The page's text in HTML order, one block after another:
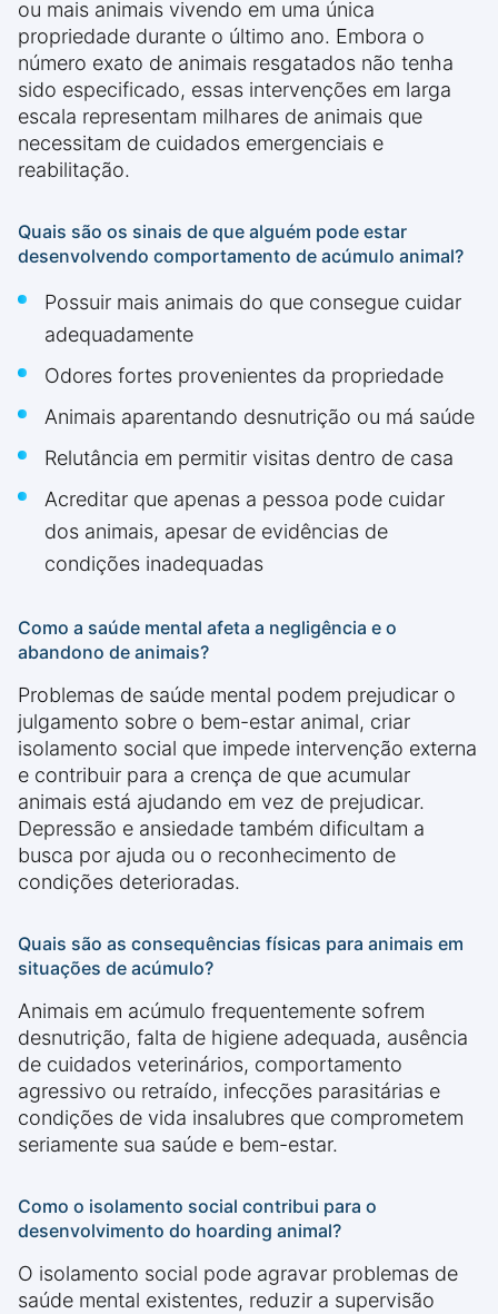
ou mais animais vivendo em uma única
propriedade durante o último ano. Embora o
número exato de animais resgatados não tenha
sido especificado, essas intervenções em larga
escala representam milhares de animais que
necessitam de cuidados emergenciais e
reabilitação.
Quais são os sinais de que alguém pode estar
desenvolvendo comportamento de acúmulo animal?
Possuir mais animais do que consegue cuidar
adequadamente
Odores fortes provenientes da propriedade
Animais aparentando desnutrição ou má saúde
Relutância em permitir visitas dentro de casa
Acreditar que apenas a pessoa pode cuidar
dos animais, apesar de evidências de
condições inadequadas
Como a saúde mental afeta a negligência e o
abandono de animais?
Problemas de saúde mental podem prejudicar o
julgamento sobre o bem-estar animal, criar
isolamento social que impede intervenção externa
e contribuir para a crença de que acumular
animais está ajudando em vez de prejudicar.
Depressão e ansiedade também dificultam a
busca por ajuda ou o reconhecimento de
condições deterioradas.
Quais são as consequências físicas para animais em
situações de acúmulo?
Animais em acúmulo frequentemente sofrem
desnutrição, falta de higiene adequada, ausência
de cuidados veterinários, comportamento
agressivo ou retraído, infecções parasitárias e
condições de vida insalubres que comprometem
seriamente sua saúde e bem-estar.
Como o isolamento social contribui para o
desenvolvimento do hoarding animal?
O isolamento social pode agravar problemas de
saúde mental existentes, reduzir a supervisão